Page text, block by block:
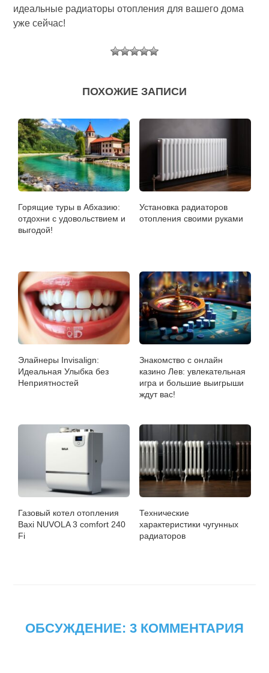
идеальные радиаторы отопления для вашего дома
уже сейчас!
ПОХОЖИЕ ЗАПИСИ
Горящие туры в Абхазию:
отдохни с удовольствием и
выгодой!
Установка радиаторов
отопления своими руками
Элайнеры Invisalign:
Идеальная Улыбка без
Неприятностей
Знакомство с онлайн
казино Лев: увлекательная
игра и большие выигрыши
ждут вас!
Газовый котел отопления
Baxi NUVOLA 3 comfort 240
Fi
Технические
характеристики чугунных
радиаторов
ОБСУЖДЕНИЕ: 3 КОММЕНТАРИЯ